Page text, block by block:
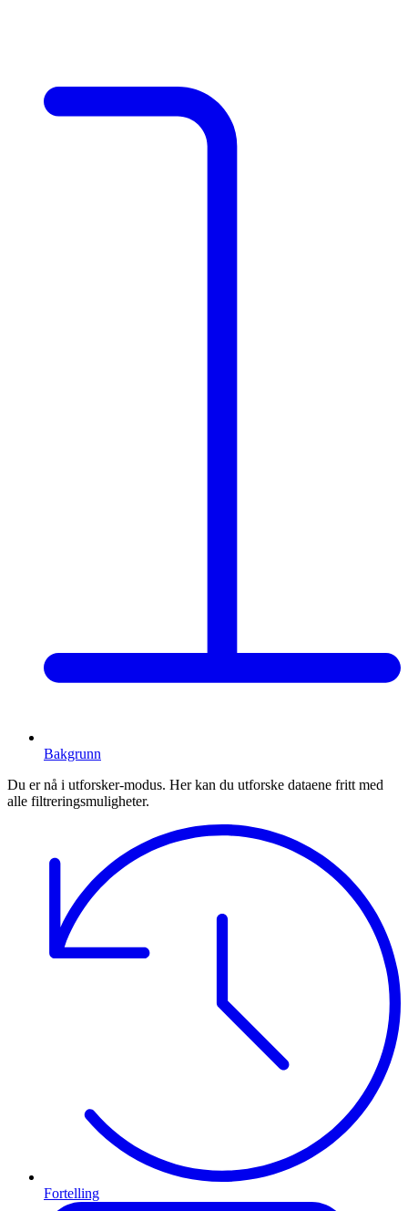
Bakgrunn
Du er nå i utforsker-modus. Her kan du utforske dataene fritt med
alle filtreringsmuligheter.
Fortelling